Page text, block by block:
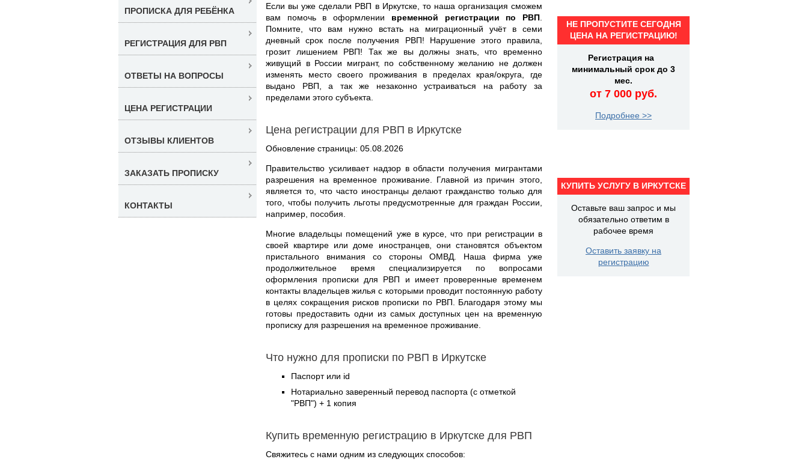
Если вы уже сделали РВП в Иркутске, то наша организация сможем
вам помочь в оформлении временной регистрации по РВП
Помните, что вам нужно встать на миграционный учёт в семи
дневный срок после получения РВП! Нарушение этого правила,
грозит лишением РВП! Так же вы должны знать, что временно
живущий в России мигрант, по собственному желанию не должен
изменять место своего проживания в пределах края/округа, где
выдано РВП, а так же незаконно устраиваться на работу за
пределами этого субъекта.
Цена регистрации для РВП в Иркутске
Обновление страницы: 05.08.2026
Правительство усиливает надзор в области получения мигрантами
разрешения на временное проживание. Главной из причин этого,
является то, что часто иностранцы делают гражданство только для
того, чтобы получить льготы предусмотренные для граждан России,
например, пособия.
Многие владельцы помещений уже в курсе, что при регистрации в
своей квартире или доме иностранцев, они становятся объектом
пристального внимания со стороны ОМВД. Наша фирма уже
продолжительное время специализируется по вопросами
оформления прописки для РВП и имеет проверенные временем
контакты владельцев жилья с которыми проводит постоянную работу
в целях сокращения рисков прописки по РВП. Благодаря этому мы
готовы предоставить одни из самых доступных цен на временную
прописку для разрешения на временное проживание.
Что нужно для прописки по РВП в Иркутске
Паспорт или id
Нотариально заверенный перевод паспорта (с отметкой
"РВП") + 1 копия
Купить временную регистрацию в Иркутске для РВП
Свяжитесь с нами одним из следующих способов:
ПРОПИСКА ДЛЯ РЕБЁНКА
РЕГИСТРАЦИЯ ДЛЯ РВП
ОТВЕТЫ НА ВОПРОСЫ
ЦЕНА РЕГИСТРАЦИИ
ОТЗЫВЫ КЛИЕНТОВ
ЗАКАЗАТЬ ПРОПИСКУ
КОНТАКТЫ
НЕ ПРОПУСТИТЕ СЕГОДНЯ
ЦЕНА НА РЕГИСТРАЦИЮ!
Регистрация на
минимальный срок до 3
мес.
от 7 000 руб.
Подробнее >>
КУПИТЬ УСЛУГУ В ИРКУТСКЕ
Оставьте ваш запрос и мы
обязательно ответим в
рабочее время
Оставить заявку на
регистрацию